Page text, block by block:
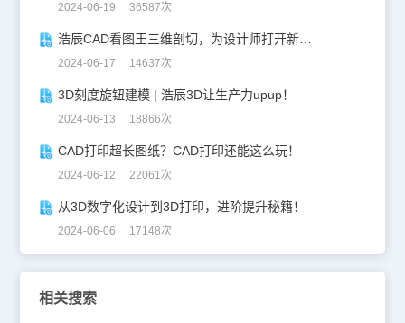
2024-06-19 36587次
浩辰CAD看图王三维剖切，为设计师打开新世界的大门！
2024-06-17 14637次
3D刻度旋钮建模 | 浩辰3D让生产力upup！
2024-06-13 18866次
CAD打印超长图纸？CAD打印还能这么玩！
2024-06-12 22061次
从3D数字化设计到3D打印，进阶提升秘籍！
2024-06-06 17148次
相关搜索